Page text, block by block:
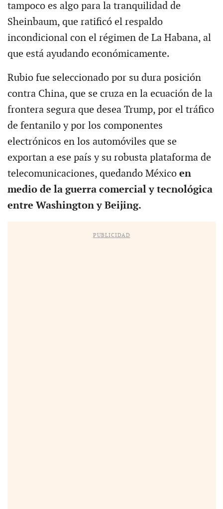
tampoco es algo para la tranquilidad de
Sheinbaum, que ratificó el respaldo
incondicional con el régimen de La Habana, al
que está ayudando económicamente.
Rubio fue seleccionado por su dura posición
contra China, que se cruza en la ecuación de la
frontera segura que desea Trump, por el tráfico
de fentanilo y por los componentes
electrónicos en los automóviles que se
exportan a ese país y su robusta plataforma de
telecomunicaciones, quedando México en
medio de la guerra comercial y tecnológica
entre Washington y Beijing.
PUBLICIDAD